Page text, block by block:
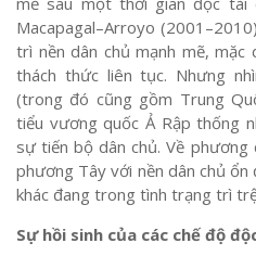
Macapagal–Arroyo
trì nền dân chủ mạnh mẽ,
thách thức liên tục. Nhưng
(trong đó cũng gồm Trung
tiểu vương quốc Ả Rập thống
sự tiến bộ dân chủ. Về phương
phương Tây với nền dân chủ
khác đang trong tình trạng trì
Sự hồi sinh của các chế độ